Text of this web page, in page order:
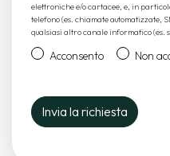
elettroniche e/o cartacee, e, in
telefono (es. chiamate automatizzate,
qualsiasi altro canale informatico (es.
Acconsento Non